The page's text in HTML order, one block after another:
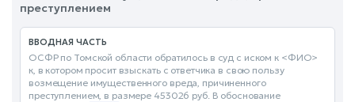
преступлением
ВВОДНАЯ ЧАСТЬ
ОСФР по Томской области обратилось в суд с иском к <ФИО>
к, в котором просит взыскать с ответчика в свою пользу
возмещение имущественного вреда, причиненного
преступлением, в размере 453026 руб. В обоснование